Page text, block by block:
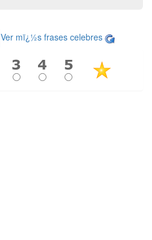
Ver mï¿½s frases celebres